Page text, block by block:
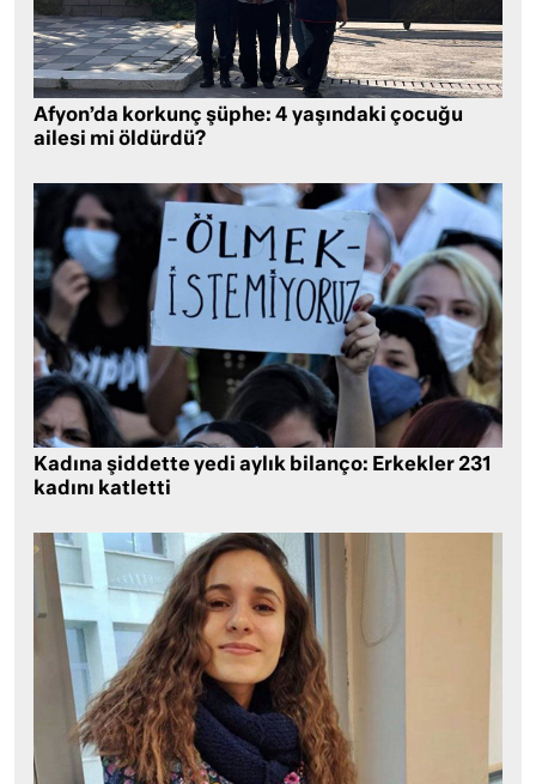
Afyon’da korkunç şüphe: 4 yaşındaki çocuğu
ailesi mi öldürdü?
Kadına şiddette yedi aylık bilanço: Erkekler 231
kadını katletti